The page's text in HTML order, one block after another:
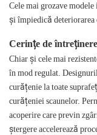
Cele mai grozave
și împiedică deteriorarea
Cerințe de
Chiar și cele mai
în mod regulat.
curățenie la toate
curățeniei scaunelor.
acoperire care previn
ștergere accelerează